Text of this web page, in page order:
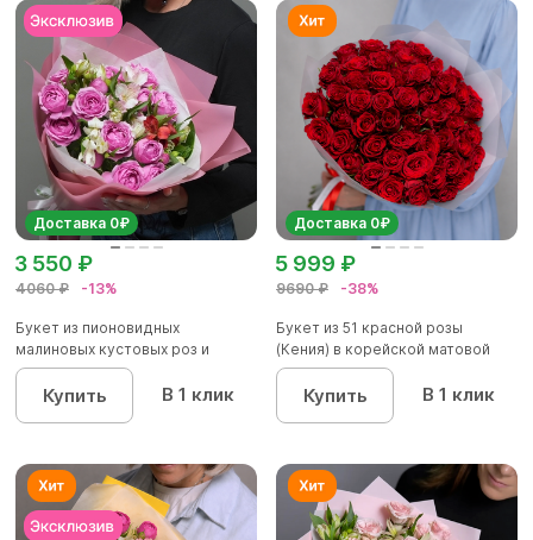
Доставка 0₽
4060 ₽ -13%
3 550 ₽
Букет из пионовидных
малиновых кустовых роз и
альстроме...
Купить В 1 клик
Доставка 0₽
9690 ₽ -38%
5 999 ₽
Букет из 51 красной розы
(Кения) в корейской матовой
уп...
Купить В 1 клик